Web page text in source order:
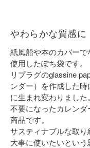
やわらかな質感に
紙風船や本のカバー
使用したぽち袋です。
リプラグのglassine
ンダー）を作成した
に生まれ変わりました。
不要になったカレン
商品です。
サスティナブルな取
大事に使いたいという